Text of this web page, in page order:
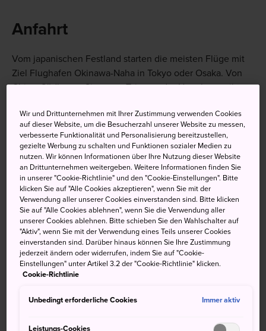
Anfahrt
Vom japanischen Festland starten die meisten Flüge mit
Ziel Flughafen Okinawa-Naha in Tokyo oder Osaka. Von
China, Südkorea, Singapur, Taiwan oder Hongkong gibt es
Weitere Informationen
Nicht verpassen
UNESCO-Welterbestätten auf der Hauptinsel,
darunter die Burg Shuri und das Gebiet
Tamagusuku. Die Burg Shuri wurde 2019 durch ein
Feuer zerstört, aber Besucher können den
aufwendigen Wiederaufbauprozess der Burg bis zu
mannigfaltige Meeresleben im Churaumi-Aquarium
Wir und Drittunternehmen mit Ihrer Zustimmung verwenden Cookies
auf dieser Website, um die Besucherzahl unserer Website zu messen,
verbesserte Funktionalität und Personalisierung bereitzustellen,
gezielte Werbung zu schalten und Funktionen sozialer Medien zu
nutzen. Wir können Informationen über Ihre Nutzung dieser Website
an Drittunternehmen weitergeben. Weitere Informationen finden Sie
in unserer "Cookie-Richtlinie" und den "Cookie-Einstellungen". Bitte
klicken Sie auf "Alle Cookies akzeptieren", wenn Sie mit der
Verwendung aller unserer Cookies einverstanden sind. Bitte klicken
Sie auf "Alle Cookies ablehnen", wenn Sie die Verwendung aller
unserer Cookies ablehnen. Bitte schieben Sie den Wahlschalter auf
"Aktiv", wenn Sie mit der Verwendung eines Teils unserer Cookies
einverstanden sind. Darüber hinaus können Sie Ihre Zustimmung
jederzeit ändern oder widerrufen, indem Sie auf "Cookie-
Einstellungen" unter Artikel 3.2 der "Cookie-Richtlinie" klicken.
Cookie-Richtlinie
Unbedingt erforderliche Cookies Immer aktiv
Leistungs-Cookies